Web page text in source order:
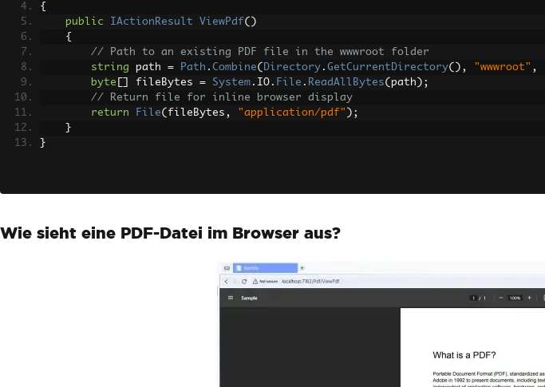
{
public
IActionResult ViewPdf()
{
// Path to an existing PDF file in the wwwroot folder
string path = Path . Combine( Directory . GetCurrentDirectory(), "wwwroot" ,
byte
fileBytes = System . IO . File . ReadAllBytes( path );
// Return file for inline browser display
return
File( fileBytes , "application/pdf" );
}
}
Wie sieht eine PDF-Datei im Browser aus?